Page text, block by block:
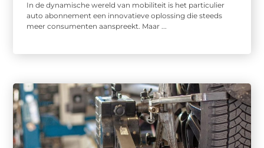
In de dynamische wereld van mobiliteit is het particulier
auto abonnement een innovatieve oplossing die steeds
meer consumenten aanspreekt. Maar ...